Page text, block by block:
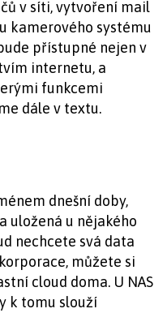
v síti, vytvoření mail
kamerového systému
přístupné nejen v
internetu, a
funkcemi
dále v textu.
dnešní doby,
uložená u nějakého
nechcete svá data
můžete si
cloud doma. U NAS
k tomu slouží